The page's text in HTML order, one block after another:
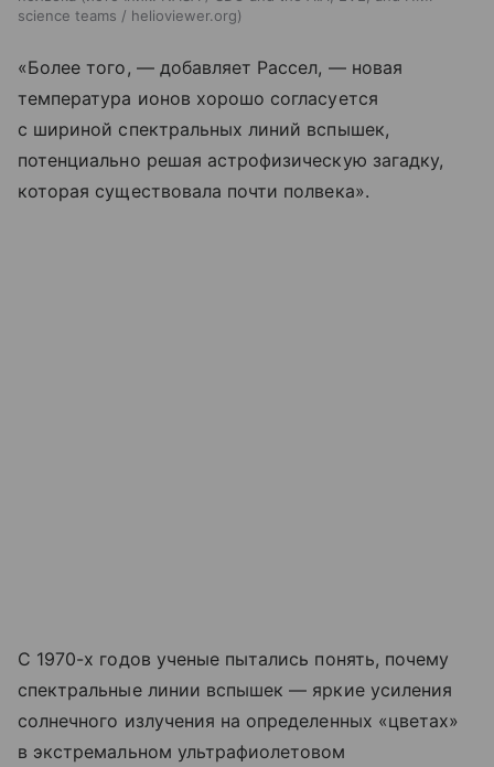
science teams / helioviewer.org
«Более того, — добавляет Рассел, — новая
температура ионов хорошо согласуется
с шириной спектральных линий вспышек,
потенциально решая астрофизическую загадку,
которая существовала почти полвека».
С 1970-х годов ученые пытались понять, почему
спектральные линии вспышек — яркие усиления
солнечного излучения на определенных «цветах»
в экстремальном ультрафиолетовом